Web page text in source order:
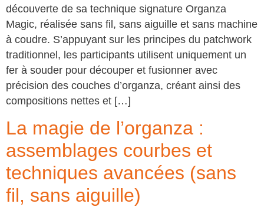
découverte de sa technique signature Organza
Magic, réalisée sans fil, sans aiguille et sans machine
à coudre. S’appuyant sur les principes du patchwork
traditionnel, les participants utilisent uniquement un
fer à souder pour découper et fusionner avec
précision des couches d’organza, créant ainsi des
compositions nettes et […]
La magie de l’organza :
assemblages courbes et
techniques avancées (sans
fil, sans aiguille)